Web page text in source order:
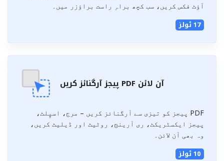
آؤٹ فکس کریں، سب کچھ براہِ راست براؤزر میں۔
17 ٹولز
آن لائن PDF پیجز آرگنائز کریں
PDF پیجز کو تیزی سے آرگنائز کریں – مرج، اسپِلٹ،
پیجز ایکسٹریکٹ، ری آرینج، روٹیٹ اور ڈیلیٹ کریں،
وہ بھی آن لائن۔
10 ٹولز